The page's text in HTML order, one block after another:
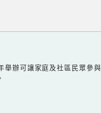
舉辦可讓家庭及社區民眾參與